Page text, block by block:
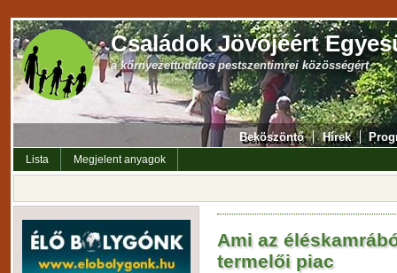
Családok Jövőjéért
a környezettudatos pestszentimrei közösségért
Beköszöntő Hírek
Lista Megjelent anyagok
Ami az
termelői piac